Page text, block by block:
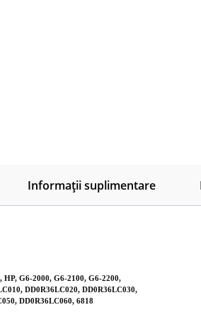
Informații suplimentare
HP, G6-2000, G6-2100, G6-2200,
DD0R36LC020, DD0R36LC030,
DD0R36LC060, 6818